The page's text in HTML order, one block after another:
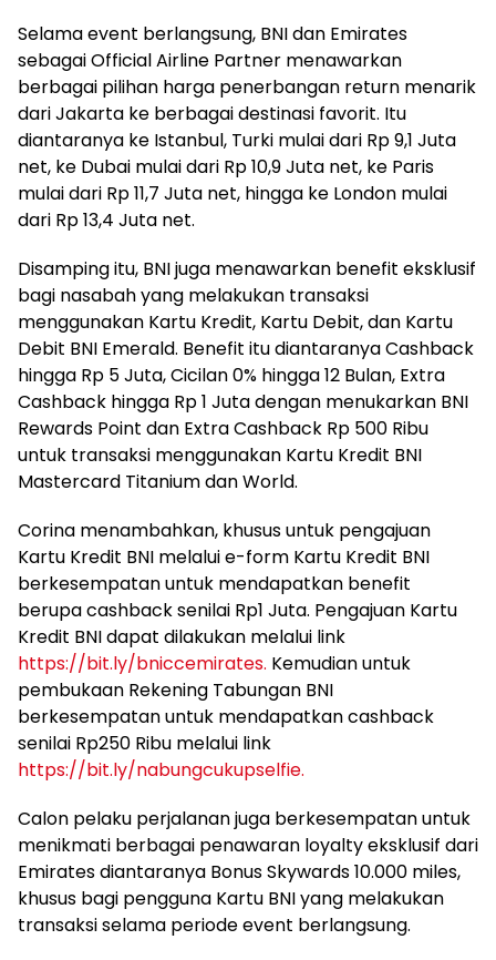
Selama event berlangsung, BNI dan Emirates
sebagai Official Airline Partner menawarkan
berbagai pilihan harga penerbangan return menarik
dari Jakarta ke berbagai destinasi favorit. Itu
diantaranya ke Istanbul, Turki mulai dari Rp 9,1 Juta
net, ke Dubai mulai dari Rp 10,9 Juta net, ke Paris
mulai dari Rp 11,7 Juta net, hingga ke London mulai
dari Rp 13,4 Juta net.
Disamping itu, BNI juga menawarkan benefit eksklusif
bagi nasabah yang melakukan transaksi
menggunakan Kartu Kredit, Kartu Debit, dan Kartu
Debit BNI Emerald. Benefit itu diantaranya Cashback
hingga Rp 5 Juta, Cicilan 0% hingga 12 Bulan, Extra
Cashback hingga Rp 1 Juta dengan menukarkan BNI
Rewards Point dan Extra Cashback Rp 500 Ribu
untuk transaksi menggunakan Kartu Kredit BNI
Mastercard Titanium dan World.
Corina menambahkan, khusus untuk pengajuan
Kartu Kredit BNI melalui e-form Kartu Kredit BNI
berkesempatan untuk mendapatkan benefit
berupa cashback senilai Rp1 Juta. Pengajuan Kartu
Kredit BNI dapat dilakukan melalui link
https://bit.ly/bniccemirates. Kemudian untuk
pembukaan Rekening Tabungan BNI
berkesempatan untuk mendapatkan cashback
senilai Rp250 Ribu melalui link
https://bit.ly/nabungcukupselfie.
Calon pelaku perjalanan juga berkesempatan untuk
menikmati berbagai penawaran loyalty eksklusif dari
Emirates diantaranya Bonus Skywards 10.000 miles,
khusus bagi pengguna Kartu BNI yang melakukan
transaksi selama periode event berlangsung.